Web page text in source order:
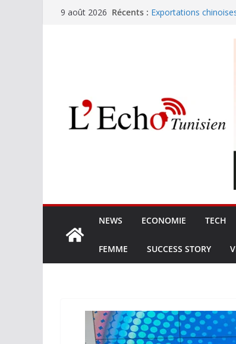
Passer9 août 2026 Récents : Exportations
Zendure et Sobry :
Xiaomi G34WQi :
ultrawide à 300 €
NEWS ECONOMIE TECH
FEMME SUCCESS STORY